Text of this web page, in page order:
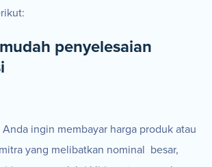
penyelesaian
Anda ingin membayar harga produk atau
yang melibatkan nominal besar,